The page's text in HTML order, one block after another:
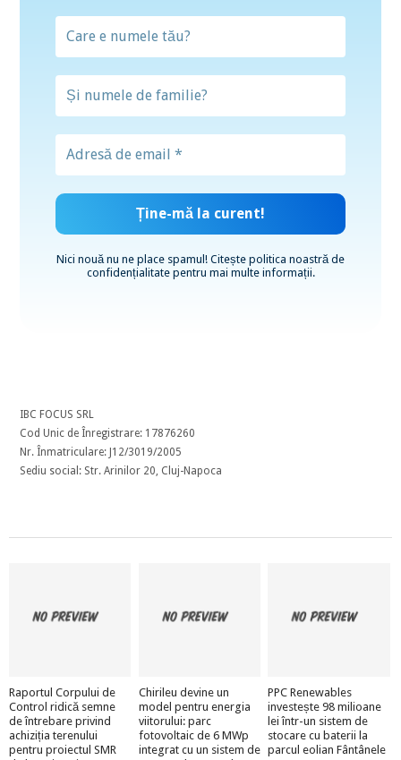
Nici nouă nu ne place spamul! Citește politica noastră de
confidențialitatepentru mai multe informații.
IBC FOCUS SRL
Cod Unic de Înregistrare: 17876260
Nr. Înmatriculare: J12/3019/2005
Sediu social: Str. Arinilor 20, Cluj-Napoca
Raportul Corpului de
Control ridică semne
de întrebare privind
achiziția terenului
pentru proiectul SMR
Chirileu devine un
model pentru energia
viitorului: parc
fotovoltaic de 6 MWp
integrat cu un sistem de
PPC Renewables
investește 98 milioane
lei într-un sistem de
stocare cu baterii la
parcul eolian Fântânele